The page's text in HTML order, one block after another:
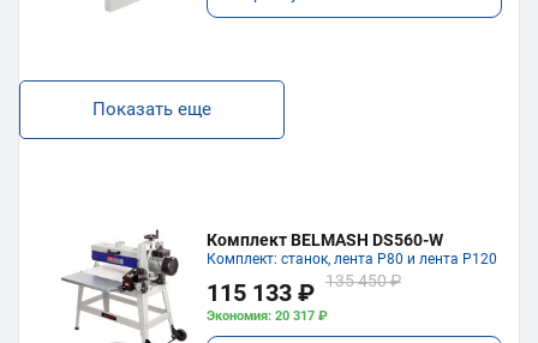
Показать еще
Комплект BELMASH DS560-W
Комплект: станок, лента P80 и лента P120
115 133 ₽ 135 450 ₽
Экономия: 20 317 ₽